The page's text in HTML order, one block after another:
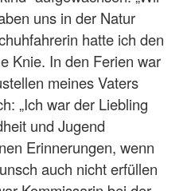
uns in der Natur
hatte ich den
Knie. In den Ferien war
meines Vaters
„Ich war der Liebling
und Jugend
Erinnerungen, wenn
auch nicht erfüllen